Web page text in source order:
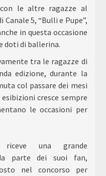
con le altre ragazze al
5, “Bulli e Pupe”,
in questa occasione
doti di ballerina.
tra le ragazze di
edizione, durante la
col passare dei mesi
cresce sempre
le occasioni per
una grande
parte dei suoi fan,
nel concorso per